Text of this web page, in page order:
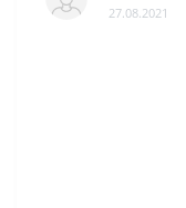
27.08.2021